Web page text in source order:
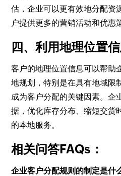
估，企业可以更有效地分配资
户提供更多的营销活动和优惠
四、利用地理位置
客户的地理位置信息可以帮助
地规划，特别是在具有地域限
成为客户分配的关键因素。企
据，优化库存分布、缩短交货
的本地服务。
相关问答FAQs：
企业客户分配规则的制定是什